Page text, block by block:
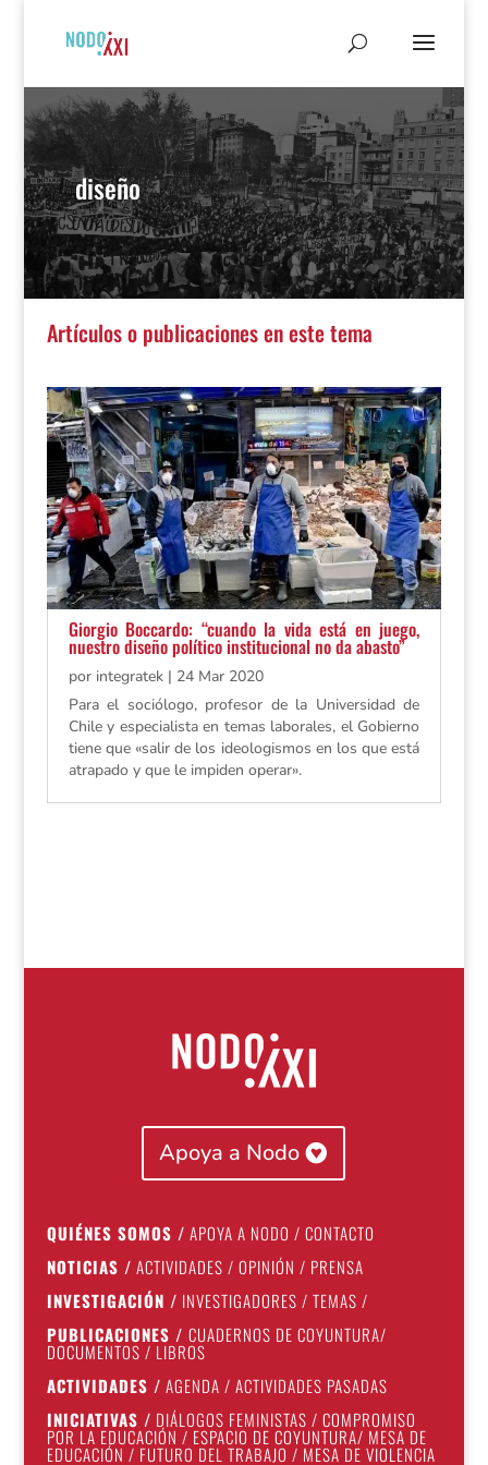
diseño
Artículos o publicaciones en este tema
Giorgio Boccardo: “cuando la vida está en juego,
nuestro diseño político institucional no da abasto”
por integratek| 24 Mar 2020
Para el sociólogo, profesor de la Universidad de
Chile y especialista en temas laborales, el Gobierno
tiene que «salir de los ideologismos en los que está
atrapado y que le impiden operar».
Apoya a Nodo
QUIÉNES SOMOS / APOYA A NODO / CONTACTO
NOTICIAS / ACTIVIDADES / OPINIÓN / PRENSA
INVESTIGACIÓN / INVESTIGADORES / TEMAS /
PUBLICACIONES / CUADERNOS DE COYUNTURA/
DOCUMENTOS / LIBROS
ACTIVIDADES / AGENDA / ACTIVIDADES PASADAS
INICIATIVAS / DIÁLOGOS FEMINISTAS / COMPROMISO
POR LA EDUCACIÓN / ESPACIO DE COYUNTURA/ MESA DE
EDUCACIÓN / FUTURO DEL TRABAJO / MESA DE VIOLENCIA